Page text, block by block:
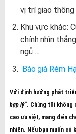
vị trí giao thông
Khu vực khác:
chính nhìn
ngủ …
Báo giá Rèm
Với định hướng phát
hợp lý“. Chúng tôi không
cao ưu việt, mang đến
nhiên. Nếu bạn muốn có